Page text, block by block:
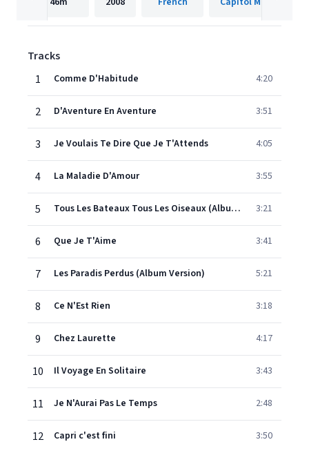
Tracks
1
Comme D'Habitude 4:20
2 D'Aventure En Aventure 3:51
3 Je Voulais Te Dire Que Je T'Attends 4:05
4 La Maladie D'Amour 3:55
5 Tous Les Bateaux Tous Les Oiseaux (Album Version) 3:21
6 Que Je T'Aime 3:41
7 Les Paradis Perdus (Album Version) 5:21
8 Ce N'Est Rien 3:18
9 Chez Laurette 4:17
10 Il Voyage En Solitaire 3:43
11 Je N'Aurai Pas Le Temps 2:48
12 Capri c'est fini 3:50